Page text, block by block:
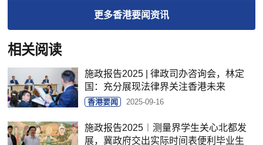
更多香港要闻资讯
相关阅读
施政报告2025 | 律政司办咨询会，林定
国：充分展现法律界关注香港未来
香港要闻 2025-09-16
施政报告2025︱测量界学生关心北都发
展，冀政府交出实际时间表便利毕业生